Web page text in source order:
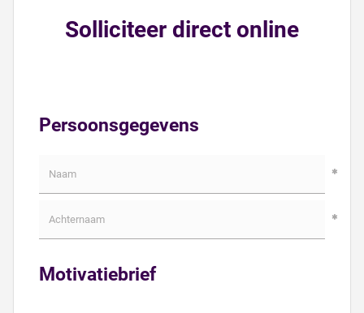
Solliciteer direct online
Persoonsgegevens
Motivatiebrief